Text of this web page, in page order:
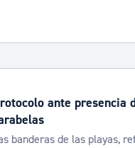
principal
ante presencia
banderas de las playas,